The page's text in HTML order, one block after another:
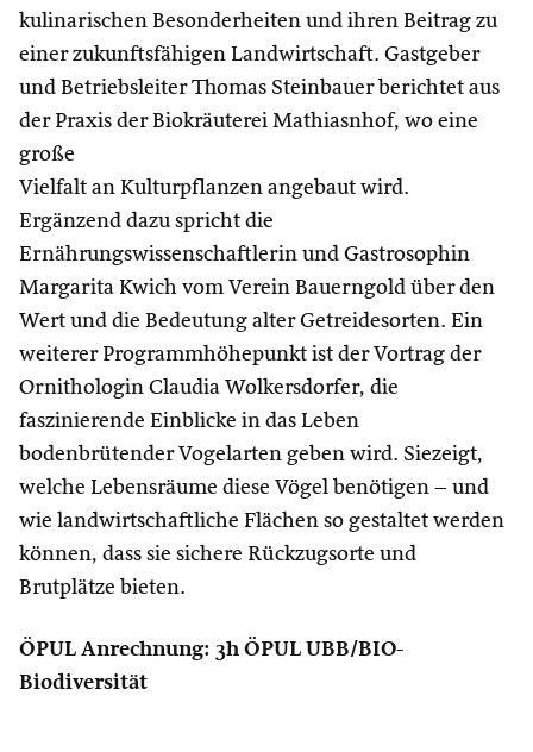
kulinarischen Besonderheiten und ihren Beitrag zu
einer zukunftsfähigen Landwirtschaft. Gastgeber
und Betriebsleiter Thomas Steinbauer berichtet aus
der Praxis der Biokräuterei Mathiasnhof, wo eine
große
Vielfalt an Kulturpflanzen angebaut wird.
Ergänzend dazu spricht die
Ernährungswissenschaftlerin und Gastrosophin
Margarita Kwich vom Verein Bauerngold über den
Wert und die Bedeutung alter Getreidesorten. Ein
weiterer Programmhöhepunkt ist der Vortrag der
Ornithologin Claudia Wolkersdorfer, die
faszinierende Einblicke in das Leben
bodenbrütender Vogelarten geben wird. Siezeigt,
welche Lebensräume diese Vögel benötigen – und
wie landwirtschaftliche Flächen so gestaltet werden
können, dass sie sichere Rückzugsorte und
Brutplätze bieten.
ÖPUL Anrechnung: 3h ÖPUL UBB/BIO-
Biodiversität